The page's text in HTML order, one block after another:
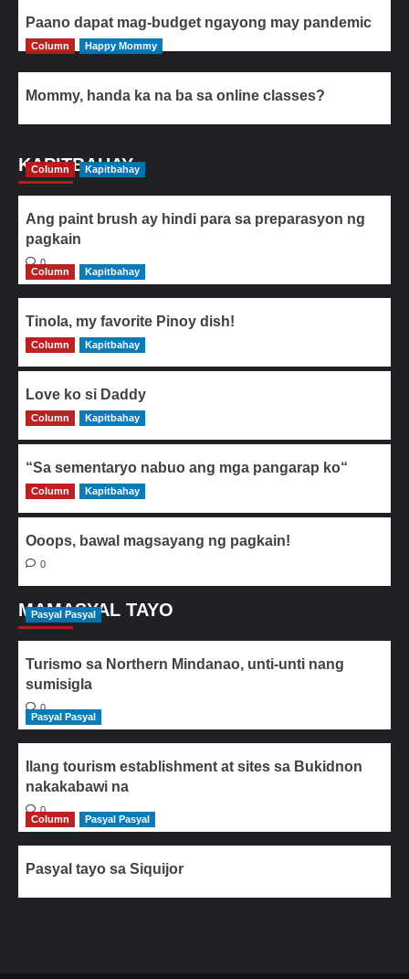
Paano dapat mag-budget ngayong may pandemic
Column Happy Mommy
Mommy, handa ka na ba sa online classes?
KAPITBAHAY
Column Kapitbahay
Ang paint brush ay hindi para sa preparasyon ng
pagkain
0
Column
Kapitbahay
Tinola, my favorite Pinoy dish!
0
Column Kapitbahay
Love ko si Daddy
0
Column Kapitbahay
“Sa sementaryo nabuo ang mga pangarap ko“
0
Column Kapitbahay
Ooops, bawal magsayang ng pagkain!
0
MAMASYAL TAYO
Pasyal Pasyal
Turismo sa Northern Mindanao, unti-unti nang
sumisigla
0
Pasyal Pasyal
Ilang tourism establishment at sites sa Bukidnon
nakakabawi na
0
Column
Pasyal Pasyal
Pasyal tayo sa Siquijor